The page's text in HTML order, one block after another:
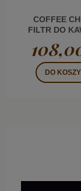
COFFEE
FILTR DO
DO